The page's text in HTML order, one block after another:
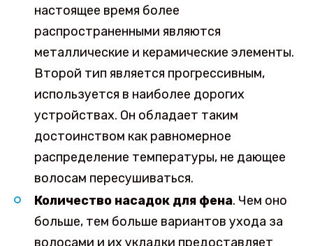
настоящее время более
распространенными являются
металлические и керамические элементы.
Второй тип является прогрессивным,
используется в наиболее дорогих
устройствах. Он обладает таким
достоинством как равномерное
распределение температуры, не дающее
волосам пересушиваться.
Количество насадок для фена. Чем оно
больше, тем больше вариантов ухода за
волосами и их укладки предоставляет